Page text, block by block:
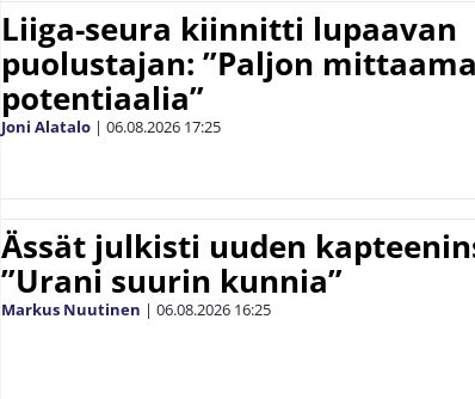
Liiga-seura kiinnitti lupaavan
puolustajan: ”Paljon
potentiaalia”
Joni Alatalo | 06.08.2026 17:25
Ässät julkisti uuden
”Urani suurin kunnia”
Markus Nuutinen | 06.08.2026 16:25